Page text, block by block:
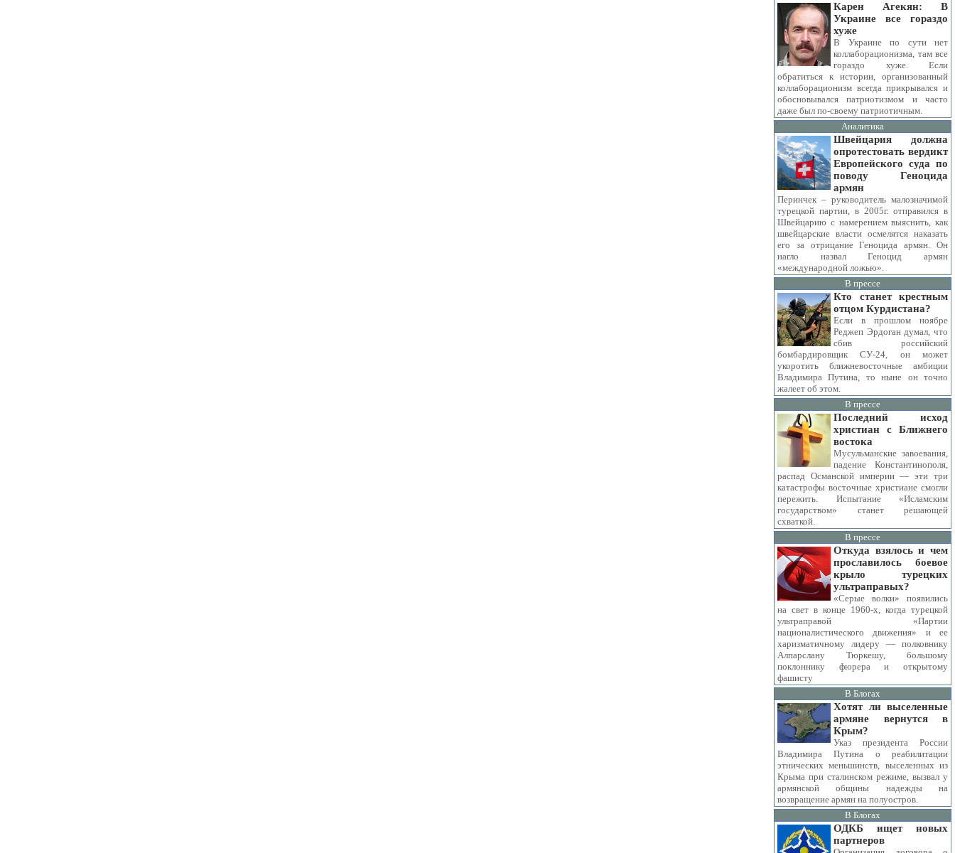
Карен Агекян: В
Украине все гораздо
хуже
В Украине по сути нет
коллаборационизма, там все
гораздо хуже. Если
обратиться к истории, организованный
коллаборационизм всегда прикрывался и
обосновывался патриотизмом и часто
даже был по-своему патриотичным.
Аналитика
Швейцария должна
опротестовать вердикт
Европейского суда по
поводу Геноцида
армян
Перинчек – руководитель малозначимой
турецкой партии, в 2005г. отправился в
Швейцарию с намерением выяснить, как
швейцарские власти осмелятся наказать
его за отрицание Геноцида армян. Он
нагло назвал Геноцид армян
«международной ложью».
В прессе
Кто станет крестным
отцом Курдистана?
Если в прошлом ноябре
Реджеп Эрдоган думал, что
сбив российский
бомбардировщик СУ-24, он может
укоротить ближневосточные амбиции
Владимира Путина, то ныне он точно
жалеет об этом.
В прессе
Последний исход
христиан с Ближнего
востока
Мусульманские завоевания,
падение Константинополя,
распад Османской империи — эти три
катастрофы восточные христиане смогли
пережить. Испытание «Исламским
государством» станет решающей
схваткой.
В прессе
Откуда взялось и чем
прославилось боевое
крыло турецких
ультраправых?
«Серые волки» появились
на свет в конце 1960-х, когда турецкой
ультраправой «Партии
националистического движения» и ее
харизматичному лидеру — полковнику
Алпарслану Тюркешу, большому
поклоннику фюрера и открытому
фашисту
В Блогах
Хотят ли выселенные
армяне вернутся в
Крым?
Указ президента России
Владимира Путина о реабилитации
этнических меньшинств, выселенных из
Крыма при сталинском режиме, вызвал у
армянской общины надежды на
возвращение армян на полуостров.
В Блогах
ОДКБ ищет новых
партнеров